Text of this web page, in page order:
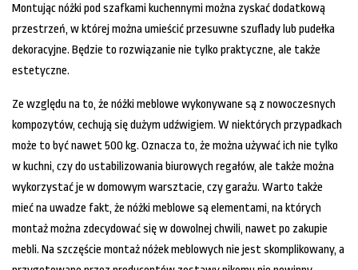
Montując nóżki pod szafkami kuchennymi można zyskać dodatkową
przestrzeń, w której można umieścić przesuwne szuflady lub pudełka
dekoracyjne. Będzie to rozwiązanie nie tylko praktyczne, ale także
estetyczne.
Ze względu na to, że nóżki meblowe wykonywane są z nowoczesnych
kompozytów, cechują się dużym udźwigiem. W niektórych przypadkach
może to być nawet 500 kg. Oznacza to, że można używać ich nie tylko
w kuchni, czy do ustabilizowania biurowych regałów, ale także można
wykorzystać je w domowym warsztacie, czy garażu. Warto także
mieć na uwadze fakt, że nóżki meblowe są elementami, na których
montaż można zdecydować się w dowolnej chwili, nawet po zakupie
mebli. Na szczęście montaż nóżek meblowych nie jest skomplikowany, a